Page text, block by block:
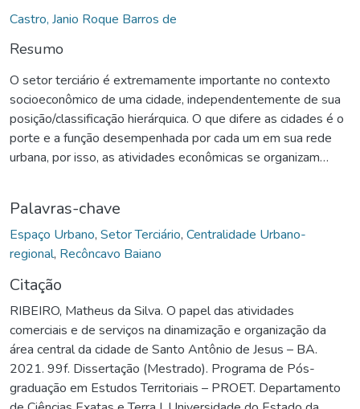
Castro, Janio Roque Barros de
Resumo
O setor terciário é extremamente importante no contexto
socioeconômico de uma cidade, independentemente de sua
posição/classificação hierárquica. O que difere as cidades é o
porte e a função desempenhada por cada um em sua rede
urbana, por isso, as atividades econômicas se organizam
presente dissertação, procurou-se analisar como o setor
terciário influencia na organização e dinamização espacial da
cidade de Santo Antônio de Jesus, localizada no Território de
proposto, foi necessário o entendimento do papel exercido
pela cidade em sua rede urbana imediata, considerando sua
capacidade de polarizar e atrair múltiplos fluxos que,
consequentemente, impactam a morfologia urbana. Com
abordagem metodológica qualitativa, os procedimentos
desenvolvidos no trabalho contemplam leitura
Palavras-chave
Espaço Urbano, Setor Terciário, Centralidade Urbano-
regional, Recôncavo Baiano
Citação
RIBEIRO, Matheus da Silva. O papel das atividades
comerciais e de serviços na dinamização e organização da
área central da cidade de Santo Antônio de Jesus – BA.
2021. 99f. Dissertação (Mestrado). Programa de Pós-
graduação em Estudos Territoriais – PROET. Departamento